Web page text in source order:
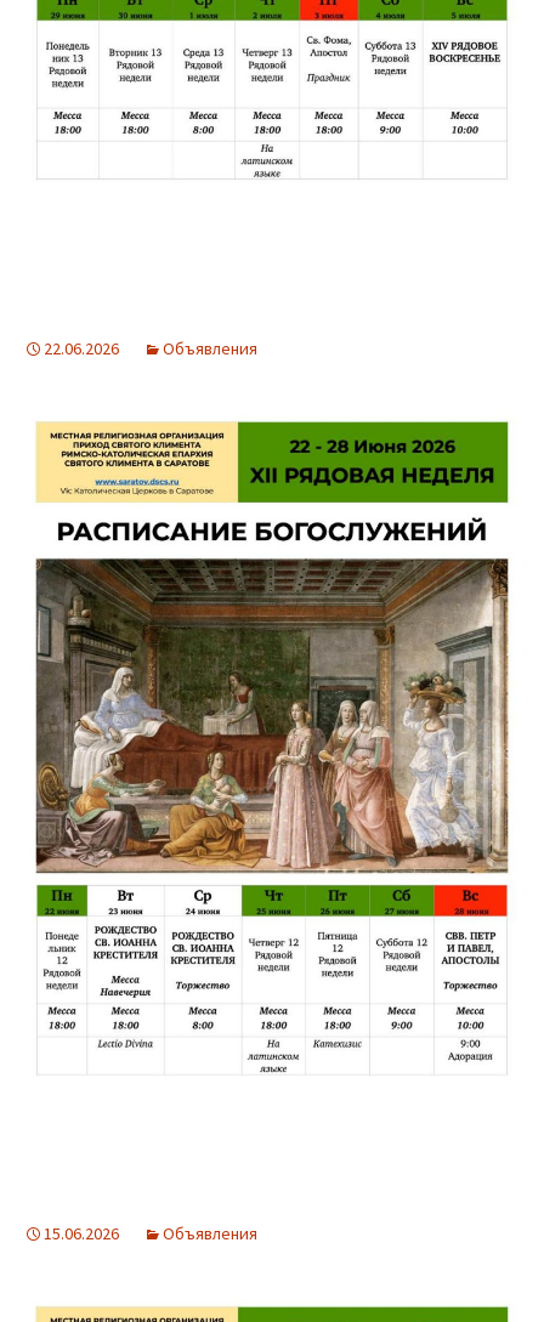
22.06.2026 Объявления
15.06.2026 Объявления